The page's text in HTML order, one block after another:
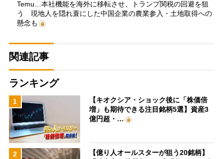
Temu…本社機能を海外に移転させ、トランプ関税の回避を狙
う 現地人を隠れ蓑にした中国企業の農業参入・土地取得への
懸念も
関連記事
ランキング
1
【キオクシア・ショック後に「株価倍
増」も期待できる注目銘柄5選】資産3
億円超・…
2
【億り人オールスターが狙う20銘柄】